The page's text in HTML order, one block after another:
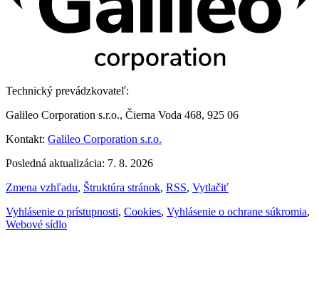
Technický prevádzkovateľ:
Galileo Corporation s.r.o., Čierna Voda 468, 925 06
Kontakt: Galileo Corporation s.r.o.
Posledná aktualizácia: 7. 8. 2026
Zmena vzhľadu, Štruktúra stránok, RSS, Vytlačiť
Vyhlásenie o prístupnosti, Cookies, Vyhlásenie o ochrane súkromia,
Webové sídlo